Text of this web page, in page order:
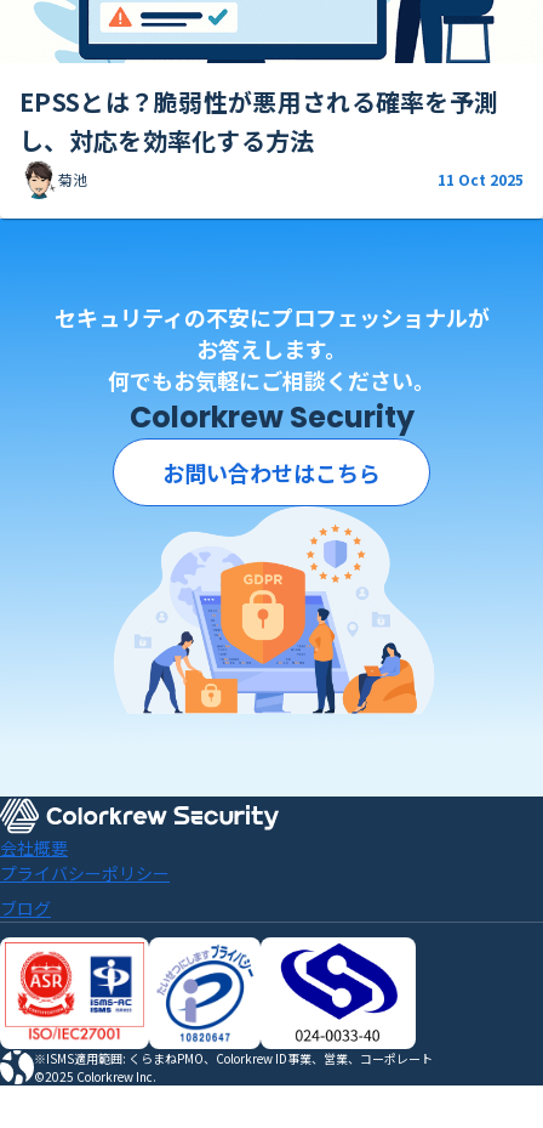
EPSSとは？脆弱性が悪用される確率を予測
し、対応を効率化する方法
菊池 11 Oct 2025
セキュリティの不安にプロフェッショナルが
お答えします。
何でもお気軽にご相談ください。
Colorkrew Security
お問い合わせはこちら
会社概要
プライバシーポリシー
ブログ
※ISMS適用範囲: くらまねPMO、Colorkrew ID事業、営業、コーポレート
©2025 Colorkrew Inc.